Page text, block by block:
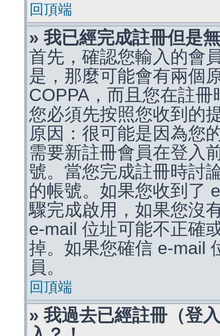
回頂端
» 我已經完成註冊但是
首先，確認您輸入的會
是，那麼可能會有兩個
COPPA，而且您在註
您必須先按照您收到的
原因：很可能是因為您
需要新註冊會員在登入
號。當您完成註冊時討
的帳號。如果您收到了
驟完成啟用，如果您沒
e-mail 位址可能不正確
掉。如果您確信 e-mail
員。
回頂端
» 我過去已經註冊（登